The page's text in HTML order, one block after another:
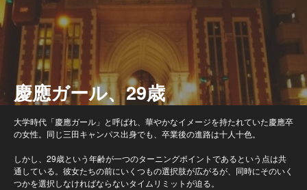
慶應ガール、29歳
大学時代「慶應ガール」と呼ばれ、華やかなイメージを持たれていた慶應卒
の女性。同じ三田キャンパス出身でも、卒業後の進路は十人十色。
しかし、29歳という年齢が一つのターニングポイントであるという点は共
通している。彼女たちの前にいくつもの選択肢が広がるが、同時にそのいく
つかを選択しなければならないタイムリミットが迫る。